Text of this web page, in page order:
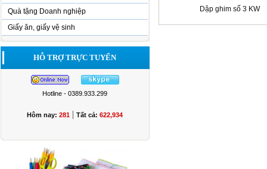
Quà tặng Doanh nghiệp
Giấy ăn, giấy vệ sinh
HỖ TRỢ TRỰC TUYẾN
Hotline - 0389.933.299
Hôm nay: 281 | Tất cả: 622,934
Dập ghim số 3 KW